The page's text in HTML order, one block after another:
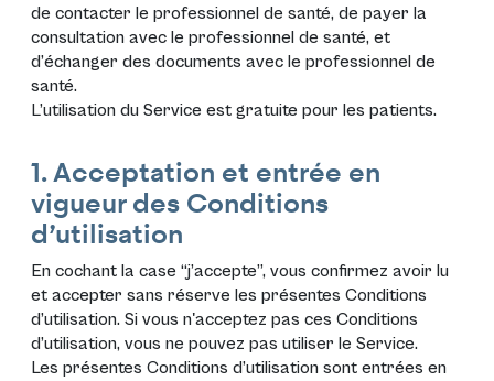
de contacter le professionnel de santé, de payer la
consultation avec le professionnel de santé, et
d’échanger des documents avec le professionnel de
santé.
L’utilisation du Service est gratuite pour les patients.
1. Acceptation et entrée en
vigueur des Conditions
d’utilisation
En cochant la case “j’accepte”, vous confirmez avoir lu
et accepter sans réserve les présentes Conditions
d’utilisation. Si vous n'acceptez pas ces Conditions
d’utilisation, vous ne pouvez pas utiliser le Service.
Les présentes Conditions d’utilisation sont entrées en